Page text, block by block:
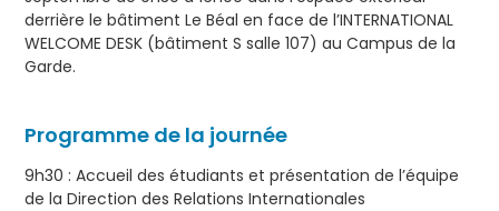
derrière le bâtiment Le Béal en face de l’INTERNATIONAL
WELCOME DESK (bâtiment S salle 107) au Campus de la
Garde.
Programme de la journée
9h30 : Accueil des étudiants et présentation de l’équipe
de la Direction des Relations Internationales